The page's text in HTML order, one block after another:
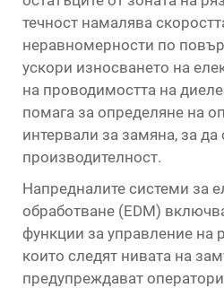
течност намалява
неравномерности по
ускори износването на
на проводимостта на
помага за определяне на
интервали за замяна, за да
производителност.
Напредналите системи за
обработване (EDM)
функции за управление на
които следят нивата на
предупреждават